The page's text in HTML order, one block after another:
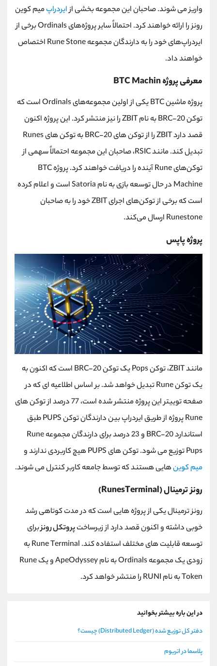
واریز می شوند. صاحبان این مجموعه بخشی ازایردراپمیم کوین
رونز را ارائه خواهند کرد. احتمالاً سایر پروژه‌هایOrdinalsبرخی از
ایردراپ‌های خود را به دارندگان مجموعهRune Stone اختصاص
خواهند داد.
معرفی پروژهMachin
BTC
پروژه ماشینBTCیکی از اولین مجموعه‌هایOrdinalsاست که
توکنBRC-20به نامZBITرا نیز منتشر کرد. این پروژه اکنون
قصد داردZBITرا از توکن هایBRC-20به توکن هایRunes
تبدیل کند. مانندRSIC، صاحبان این مجموعه احتمالاً سهمی از
توکن‌هایRuneآینده را دریافت خواهند کرد. پروژهBTC
Machine در حال توسعه بازی به نام Satoriaاست و اعلام کرده
است که برخی از توکن‌های اجرایZBITخود را به صاحبان
Runestone ارسال می‌کند.
پروژه پاپس
مانندZBIT، توکنPopsیک توکنBRC-20 است که اکنون به
یک توکنRuneتبدیل خواهد شد. بر اساس اطلاعیه ای که در
صفحه توییتر این پروژه منتشر شده است، 77 درصد از توکن های
Runeپروژه از طریق ایردراپ بین دارندگان توکنPUPSطبق
استانداردBRC-20 و 23 درصد برای دارندگان مجموعه
Rune
Pupsتوزیع می شود. توکن هایPUPSهیچ کاربردی ندارند و
میم کوینهایی هستند که توسط جامعه کاربر کنترل می شوند.
رونز ترمینال(RunesTerminal)
رونز ترمینال یکی از پروژه هایی است که در مدت کوتاهی رشد
خوبی داشته و اکنون قصد دارد از زیرساختپروتکل رونزبرای
توسعه قابلیت های مختلف استفاده کند. Rune Terminalبه
زودی یک مجموعهOrdinalsبه نامApeOdysseyو یکRune
Tokenبه نام RUNI را منتشر خواهد کرد.
در این باره بیشتر بخوانید
دفتر کل توزیع شده (Distributed Ledger) چیست؟
پلاسما در اتریوم